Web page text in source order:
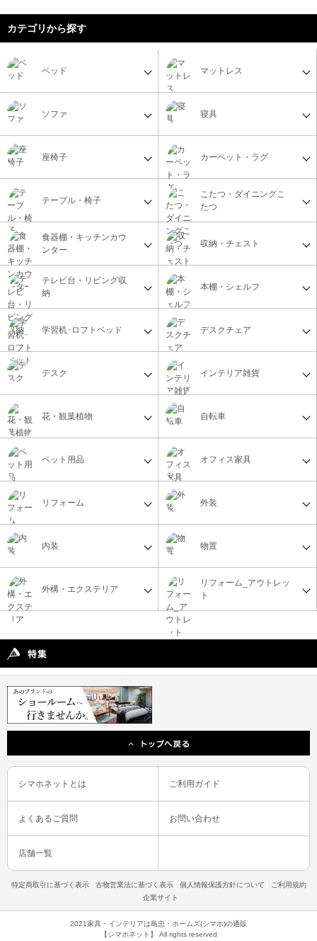
カテゴリから探す
ベッド マットレス
ソファ 寝具
座椅子 カーペット・ラグ
テーブル・椅子
こたつ・ダイニングこ
たつ
食器棚・キッチンカウ
ンター
収納・チェスト
テレビ台・リビング収
納
本棚・シェルフ
学習机･ロフトベッド デスクチェア
デスク インテリア雑貨
花・観葉植物 自転車
ペット用品 オフィス家具
リフォーム
リフォーム_アウトレッ
ト
物置
外構・エクステリア
外装
内装
シマホネットとは ご利用ガイド
よくあるご質問 お問い合わせ
店舗一覧
特定商取引に基づく表示 古物営業法に基づく表示 個人情報保護方針について
ご利用規約
企業サイト
2021家具・インテリアは島忠・ホームズ(シマホ)の通販
【シマホネット】 All rights reserved